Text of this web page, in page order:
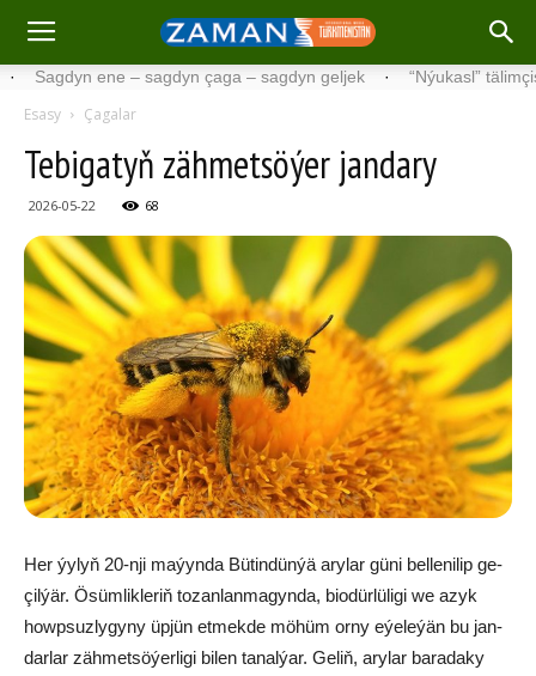
ene – sagdyn çaga – sagdyn geljek · “Nýukasl” tälimçisini
Esasy Çagalar
Te­bi­ga­tyň zäh­met­sö­ýer jan­da­ry
2026-05-22 68
Her ýy­lyň 20-nji ma­ýyn­da Bü­tin­dün­ýä ary­lar gü­ni bel­le­ni­lip ge­
çil­ýär. Ösüm­lik­le­riň to­zan­lan­ma­gyn­da, bio­dür­lü­li­gi we azyk
howp­suz­ly­gy­ny üpjün etmekde mö­hüm orny eýe­le­ýän bu jan­
dar­lar zäh­met­sö­ýer­li­gi bi­len ta­nal­ýar. Ge­liň, ary­lar ba­ra­da­ky